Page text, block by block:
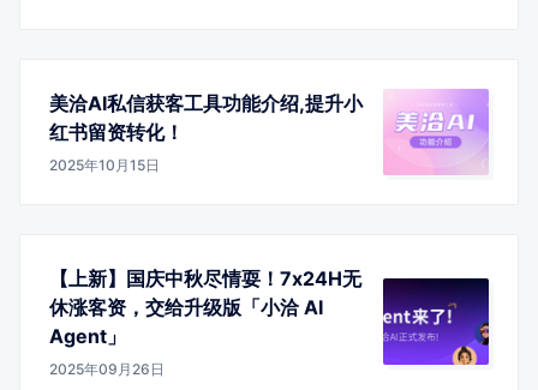
美洽AI私信获客工具功能介绍,提升小
红书留资转化！
2025年10月15日
【上新】国庆中秋尽情耍！7x24H无
休涨客资，交给升级版「小洽 AI
Agent」
2025年09月26日